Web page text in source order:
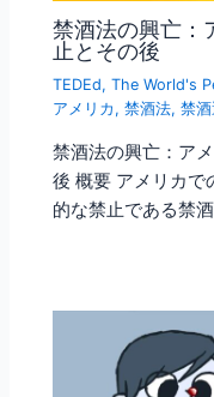
禁酒法の興亡：
止とその後
TEDEd,The World's
アメリカ ,禁酒法,禁
禁酒法の興亡：ア
後 概要 アメリカで
的な禁止である禁